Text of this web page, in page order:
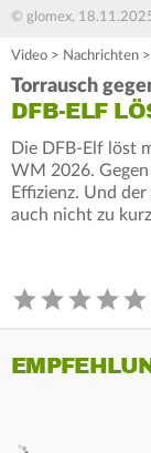
© glomex,
Video > Nachrichten >
Torrausch
DFB-ELF
Die DFB-Elf löst
WM 2026.
Effizienz. Und
auch nicht zu